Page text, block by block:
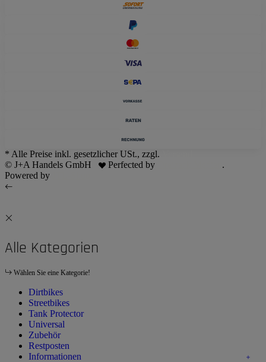
* Alle Preise inkl. gesetzlicher USt., zzgl.
© J+A Handels GmbH
Perfected by
.
Powered by
Alle Kategorien
Wählen Sie eine Kategorie!
Dirtbikes
Streetbikes
Tank Protector
Universal
Zubehör
Restposten
Informationen